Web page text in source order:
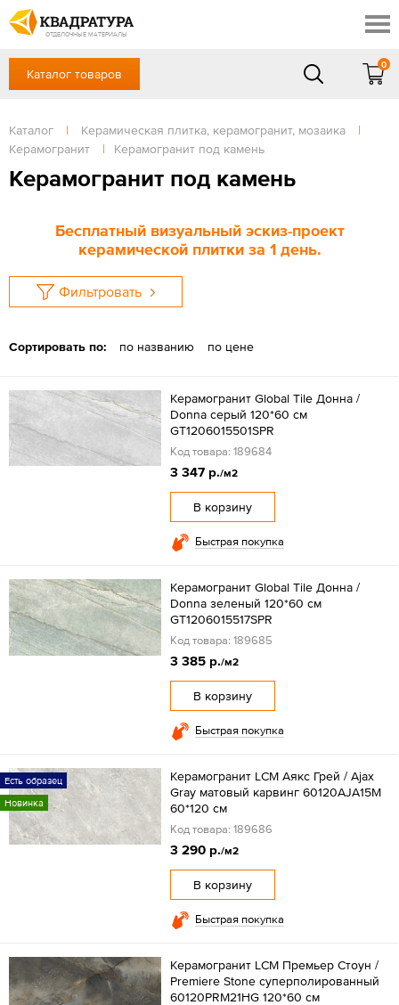
ОТДЕЛОЧНЫЕ МАТЕРИАЛЫ
Профи
Контакты
Доставка и оплата
Выставочный зал
Готовые решения
+7 (383) 209-98-97
Сб, Вс — выходной
ЗАКАЗАТЬ ЗВОНОК
Каталог товаров
0
Каталог | Керамическая плитка, керамогранит, мозаика
|
Керамогранит
| Керамогранит под камень
Керамогранит под камень
Бесплатный визуальный эскиз-проект
керамической плитки за 1 день.
Фильтровать
Сортировать по: по названию по цене
Керамогранит Global Tile Донна /
Donna серый 120*60 см
GT1206015501SPR
Код товара: 189684
3 347 р./м2
В корзину
Быстрая покупка
Керамогранит Global Tile Донна /
Donna зеленый 120*60 см
GT1206015517SPR
Код товара: 189685
3 385 р./м2
В корзину
Быстрая покупка
Есть образец
Новинка
Керамогранит LCM Аякс Грей / Ajax
Gray матовый карвинг 60120AJA15M
60*120 см
Код товара: 189686
3 290 р./м2
В корзину
Быстрая покупка
Керамогранит LCM Премьер Стоун /
Premiere Stone суперполированный
60120PRM21HG 120*60 см